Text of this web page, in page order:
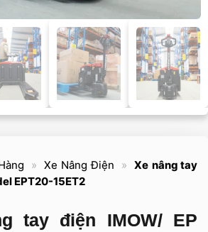
» Xe Nâng Điện »
Xe nâng tay
EPT20-15ET2
tay điện IMOW/ EP